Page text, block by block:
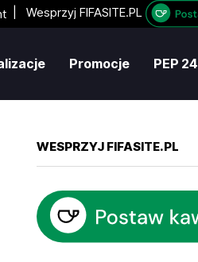
Wesprzyj FIFASITE.PL
Promocje PEP 24
WESPRZYJ FIFASITE.PL